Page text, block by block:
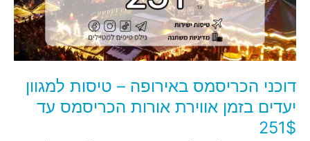
דוכני הכריסמס באירופה – טיסות למגוון
יעדים בזמן אווירת אורות הכריסמס עד
251$
למגוון
יעדים
בזמן
אווירת
הכריסמס
עד
251$